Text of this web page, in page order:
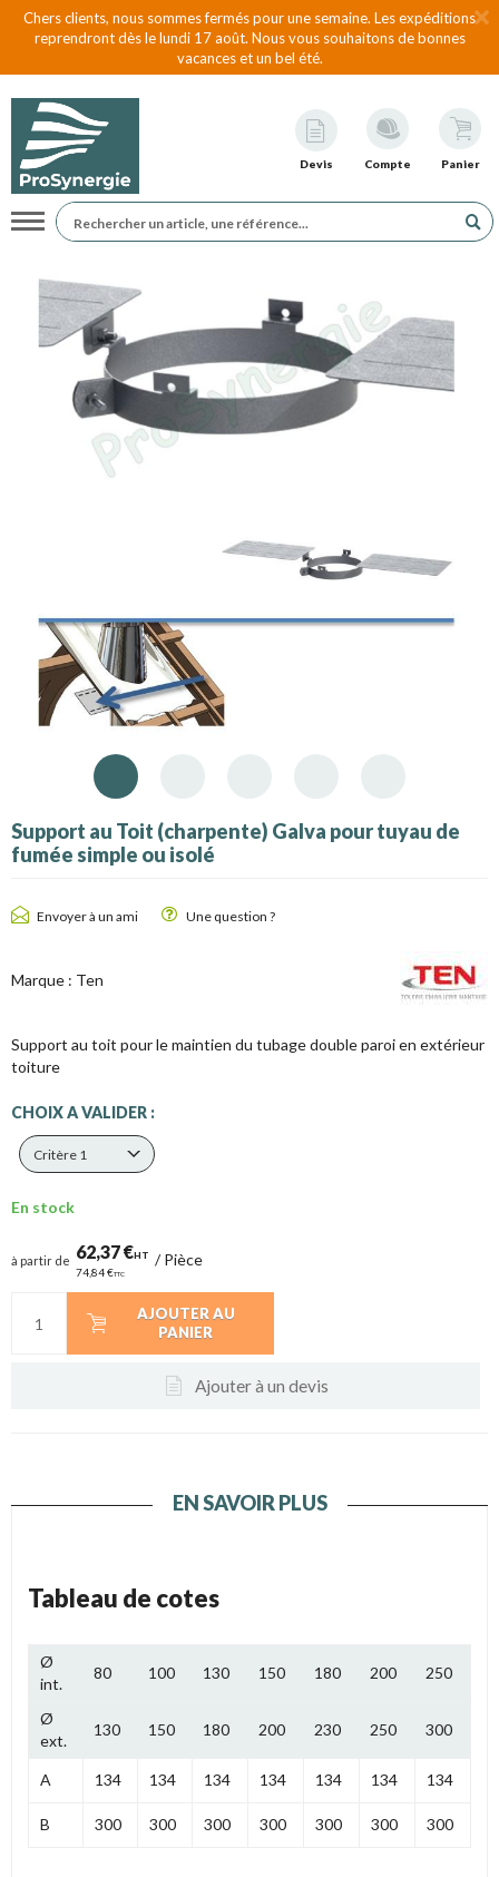
Chers clients, nous sommes fermés pour une semaine. Les expéditions
reprendront dès le lundi 17 août. Nous vous souhaitons de bonnes
vacances et un bel été.
Devis Compte Panier
Navigation
Support au Toit (charpente) Galva pour tuyau de
fumée simple ou isolé
Envoyer à un ami Une question ?
Marque : Ten
Support au toit pour le maintien du tubage double paroi en extérieur
toiture
CHOIX A VALIDER :
Critère 1
En stock
à partir de 62,37 €HT
74,84 €TTC
/Pièce
AJOUTER AU
PANIER
Ajouter à un devis
EN SAVOIR PLUS
Tableau de cotes
Ø
int.
80 100 130 150 180 200 250
Ø
ext.
130 150 180 200 230 250 300
A 134 134 134 134 134 134 134
B 300 300 300 300 300 300 300